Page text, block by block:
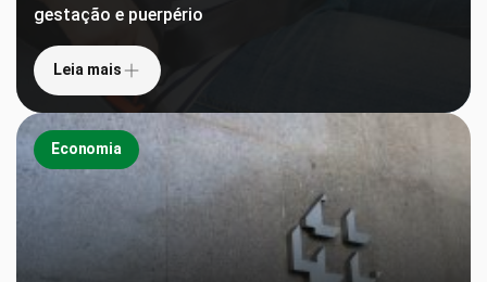
gestação e puerpério
Leia mais
Economia